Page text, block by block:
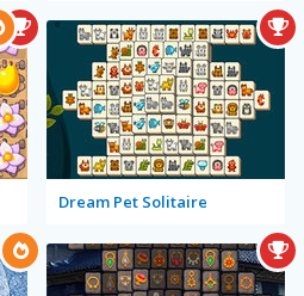
Dream Pet Solitaire